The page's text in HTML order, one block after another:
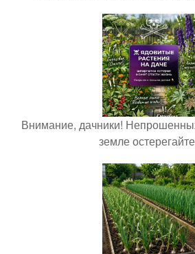
Внимание, дачники!
земле